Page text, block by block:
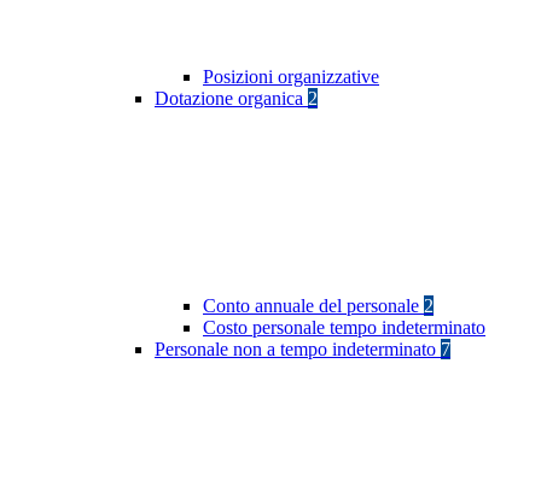
Posizioni organizzative
Dotazione organica 2
Conto annuale del personale 2
Costo personale tempo indeterminato
Personale non a tempo indeterminato 7